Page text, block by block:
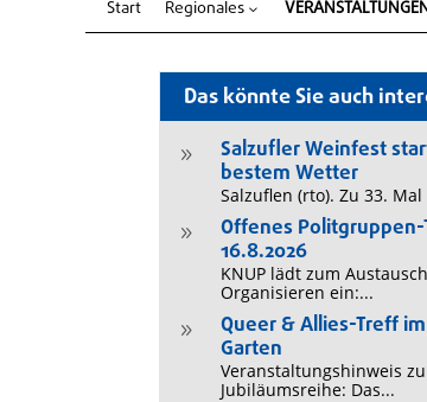
Start Regionales 3
Das könnte Sie auch
9
Salzufler Weinfest
bestem Wetter
Salzuflen (rto). Zu 33.
9
Offenes
16.8.2026
KNUP lädt zum
Organisieren ein:...
9
Queer & Allies-Treff
Garten
Veranstaltungshinweis
Jubiläumsreihe: Das...